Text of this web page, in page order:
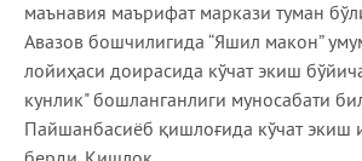
маънавия маърифат маркази туман
Авазов бошчилигида “Яшил макон”
лойиҳаси доирасида кўчат экиш
кунлик" бошланганлиги муносабати
Пайшанбасиёб қишлоғида кўчат